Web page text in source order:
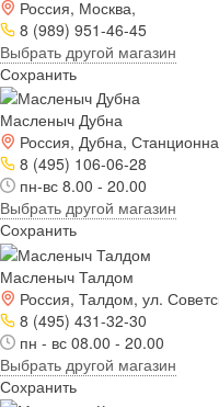
Россия, Москва,
8 (989) 951-46-45
Выбрать другой магазин
Сохранить
Масленыч Дубна
Россия, Дубна,
8 (495) 106-06-28
пн-вс 8.00 - 20.00
Выбрать другой магазин
Сохранить
Масленыч Талдом
Россия, Талдом, ул.
8 (495) 431-32-30
пн - вс 08.00 - 20.00
Выбрать другой магазин
Сохранить